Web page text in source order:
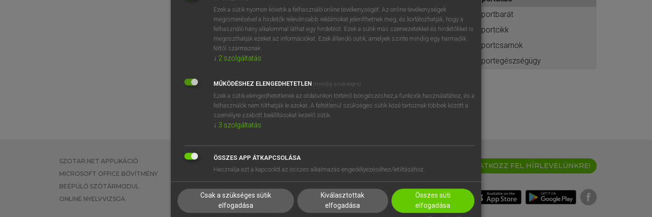
BELÉPÉS
próbaverziójának elindításához
regisztrálok ésbelépek.
REGISZTRÁCIÓ
sportbarát
sportcikk
sportcsarnok
sportegészségügy
SZOTAR.NET APPLIKÁCIÓ
MICROSOFT OFFICE BŐVÍTMÉNY
BEÉPÜLŐ SZÓTÁRMODUL
ONLINE NYELVVIZSGA
EGYÉNI FELHASZNÁLÓKNAK
TANULÓKNAK
VÁLLALATI MEGOLDÁSOK
SÚGÓ
RÓLUNK
SÜTI BEÁLLÍTÁSOK
IRATKOZZ FEL HÍRLEVELÜNKRE!
Ezek a sütik nyomon követik a felhasználó online tevékenységét. Az online tevékenységek
megismerésével a hirdetők relevánsabb reklámokat jeleníthetnek meg, és korlátozhatják, hogy a
felhasználó hány alkalommal láthat egy hirdetést. Ezek a sütik más szervezetekkel és hirdetőkkel is
megoszthatják ezeket az információkat. Ezek állandó sütik, amelyek szinte mindig egy harmadik
féltől származnak.
↓ 2 szolgáltatás
MŰKÖDÉSHEZ ELENGEDHETETLEN (mindig szükséges)
Ezek a sütik elengedhetetlenek az oldalunkon történő böngészéshez,a funkciók használatához, és a
felhasználók nem tilthatják le azokat. A feltétlenül szükséges sütik közé tartoznak többek között a
személyre szabott beállításokat kezelő sütik.
↓ 3 szolgáltatás
ÖSSZES APP ÁTKAPCSOLÁSA
Használja ezt a kapcsolót az összes alkalmazás engedélyezéséhez/letiltásához.
Csak a szükséges sütik
elfogadása
Kiválasztottak
elfogadása
Összes süti
elfogadása